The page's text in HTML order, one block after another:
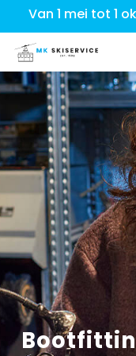
to
main
content
Van 1 mei tot 1